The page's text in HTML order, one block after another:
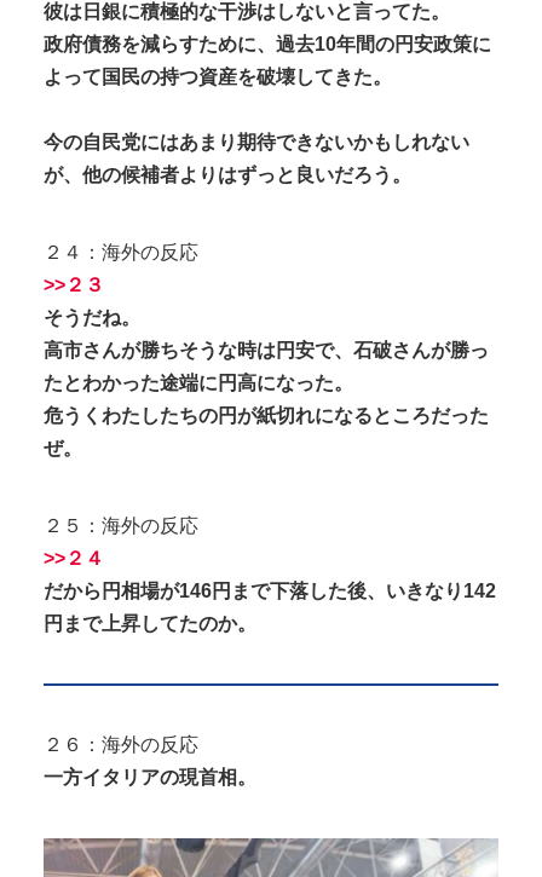
彼は日銀に積極的な干渉はしないと言ってた。
政府債務を減らすために、過去10年間の円安政策に
よって国民の持つ資産を破壊してきた。
今の自民党にはあまり期待できないかもしれない
が、他の候補者よりはずっと良いだろう。
２４：海外の反応
>>２３
そうだね。
高市さんが勝ちそうな時は円安で、石破さんが勝っ
たとわかった途端に円高になった。
危うくわたしたちの円が紙切れになるところだった
ぜ。
２５：海外の反応
>>２４
だから円相場が146円まで下落した後、いきなり142
円まで上昇してたのか。
２６：海外の反応
一方イタリアの現首相。